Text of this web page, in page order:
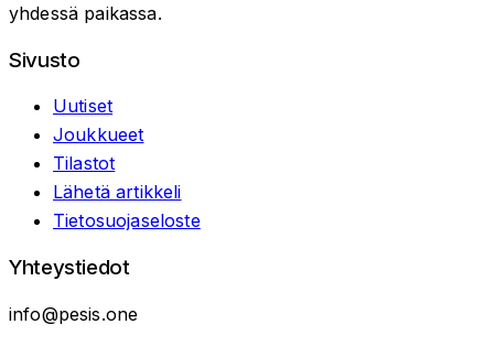
yhdessä paikassa.
Sivusto
Uutiset
Joukkueet
Tilastot
Lähetä artikkeli
Tietosuojaseloste
Yhteystiedot
info@pesis.one